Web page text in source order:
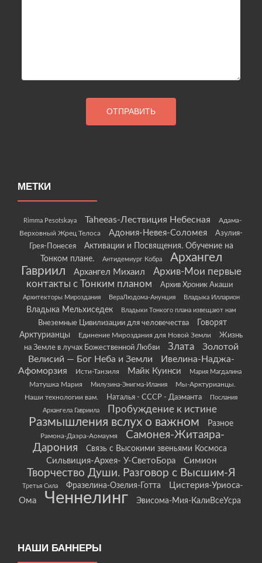
МЕТКИ
Rimma Pesotskaya Taheeas-Лествиция Небесная
Адама-
Верховный Жрец Телоса
Адония-Невея-Соломея
Азулия-
Грея-Понесея
Активации и Посвящения. Обучение на
Тонком плане.
Антидемиург Кобра
Архангел
Гавриил
Архангел Михаил
Архив-Мои первые
контакты с Тонким планом
Архив Хроник Акаши
Архитекторы Мироздания ВераЛюдома-Анунция Владыка Илларион
Владыка Мельхиседек Владыки Тонкого плана извещают нам
Внеземные Цивилизации для человечества
Говорят
Арктурианцы
Единение Мироздания для Новой Земли
Жизнь
на Земле в лучах Божественной Любви
Злата
Золотой
Велисий — Бог Неба и Земли
Ивелина-Наджа-
Афоморзия
Исти-Танзиля Майк Куинси Мария Магдалина
Матушка Мария Милузина-Энигма-Илания
Мы-Арктурианцы.
Наши технологии вам.
Наталья - СССР - Даэманта
Послания
Архангела Гавриила
Пробуждение к истине
Размышления вслух о важном Разное
Рамона-Даэра-Аомаумя
Самонея-Житаяра-
Дарония
Связь с Высокими звеньями Космоса
Сильвиция-Архея- У-СветоБора Симион
Творчество Души. Разговор с Высшим-Я
Третья Сила Фразелина-Озелия-Готта
Цистерия-Уриоса-
Ома
Ченнелинг Эвисома-Мия-КалиВсеУсра
НАШИ БАННЕРЫ